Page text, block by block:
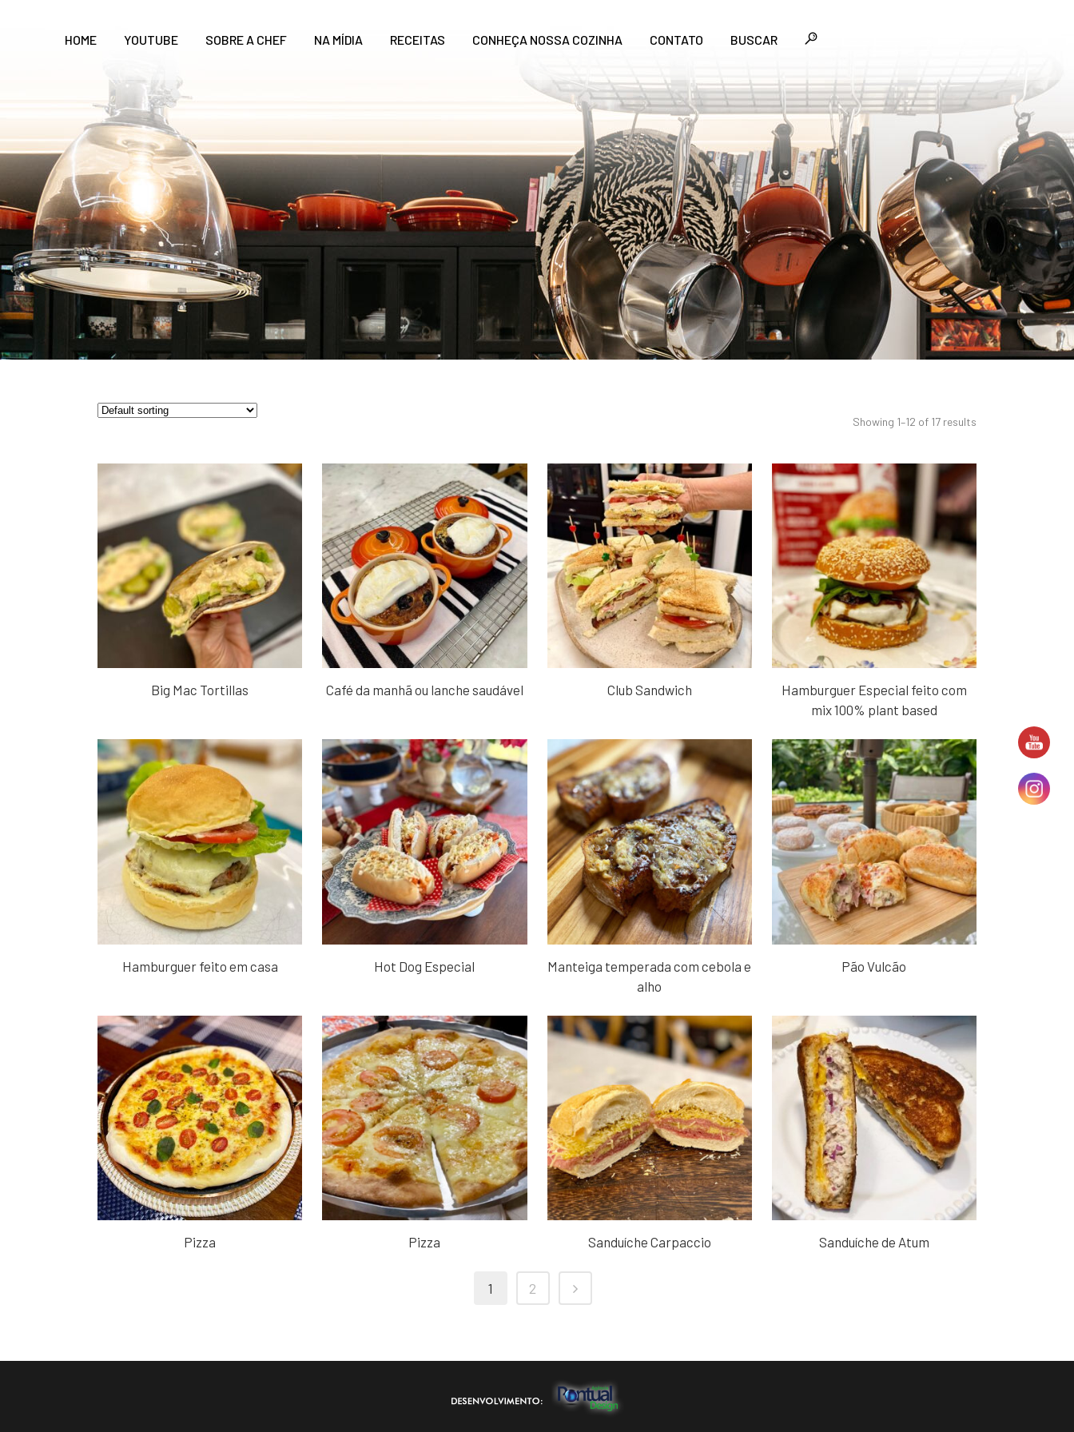
HOME YOUTUBE SOBRE A CHEF NA MÍDIA RECEITAS CONHEÇA NOSSA COZINHA CONTATO BUSCAR
Showing 1–12 of 17 results
Big Mac Tortillas Café da manhã ou lanche saudável Club Sandwich
Hamburguer Especial feito com
mix 100% plant based
Hamburguer feito em casa Hot Dog Especial
Manteiga temperada com cebola e
alho
Pão Vulcão
Pizza Pizza Sanduíche Carpaccio Sanduíche de Atum
1 2